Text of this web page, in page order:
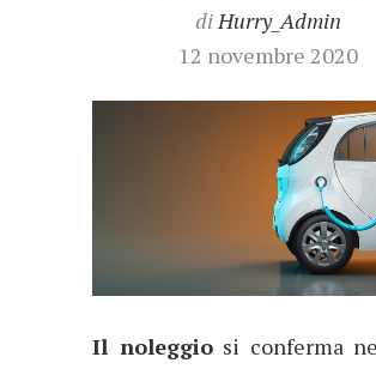
diHurry_Admin
12 novembre 2020
Il noleggiosi conferma